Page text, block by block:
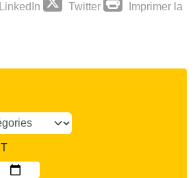
LinkedIn Twitter
Imprimer la